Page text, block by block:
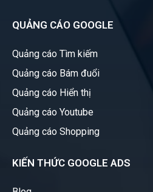
QUẢNG CÁO GOOGLE
Quảng cáo Tìm kiếm
Quảng cáo Bám đuổi
Quảng cáo Hiển thị
Quảng cáo Youtube
Quảng cáo Shopping
KIẾN THỨC GOOGLE ADS